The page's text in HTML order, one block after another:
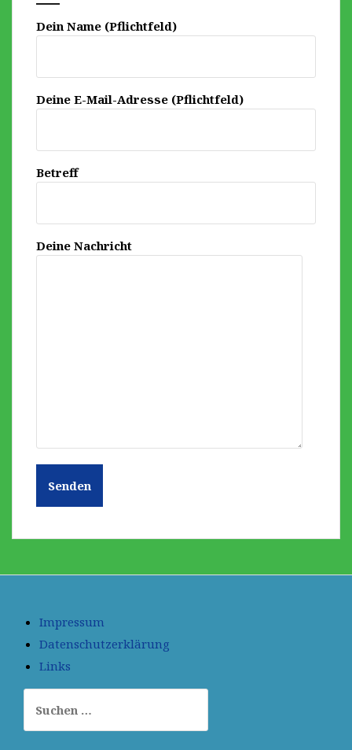
Dein Name (Pflichtfeld)
Deine E-Mail-Adresse (Pflichtfeld)
Betreff
Deine Nachricht
Impressum
Datenschutzerklärung
Links
nach: